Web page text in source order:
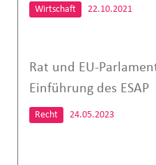
Wirtschaft 22.10.2021
Rat und EU-
Einführung des ESAP
Recht 24.05.2023